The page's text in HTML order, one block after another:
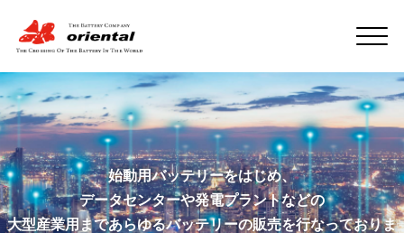
始動用バッテリーをはじめ、
データセンターや発電プラントなどの
大型産業用まであらゆるバッテリーの販売を行なっておりま